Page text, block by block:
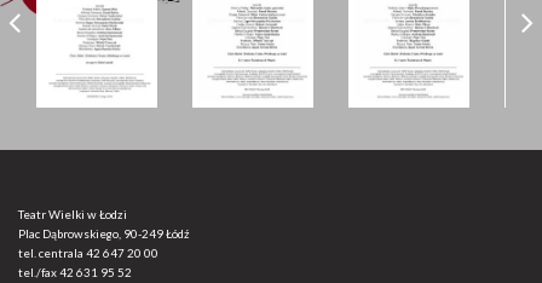
Teatr Wielki w Łodzi
Plac Dąbrowskiego, 90-249 Łódź
tel. centrala 42 647 20 00
tel./fax42 631 95 52